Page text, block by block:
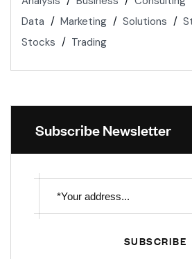
Data
Marketing Solutions
Stocks
Trading
Subscribe Newsletter
SUBSCRIBE